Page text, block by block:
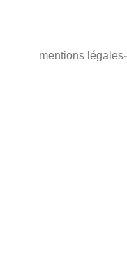
mentions légales